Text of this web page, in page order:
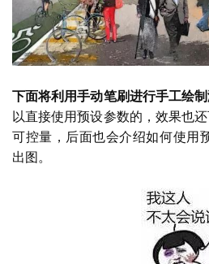
下面将利用手动笔刷进行手工绘制
以直接使用预设参数的，效果也
可控量，后面也会介绍如何使用
出图。